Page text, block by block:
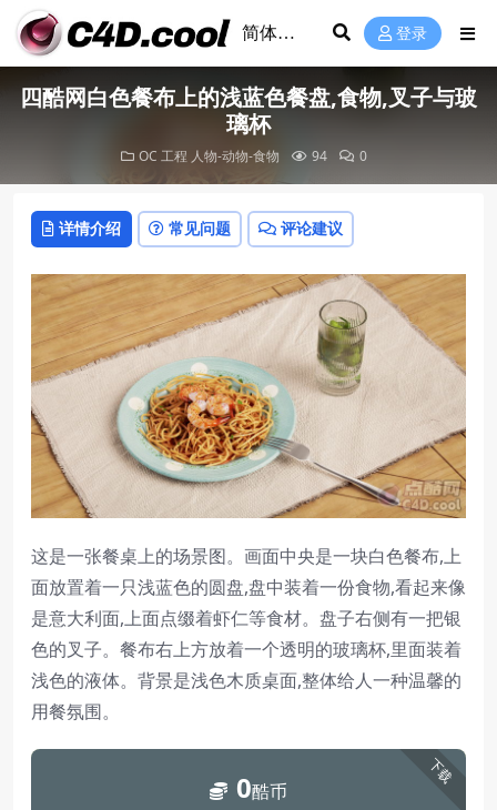
登录
四酷网白色餐布上的浅蓝色餐盘,食物,叉子与玻
璃杯
OC 工程 人物-动物-食物 94 0
详情介绍 常见问题 评论建议
这是一张餐桌上的场景图。画面中央是一块白色餐布,上
面放置着一只浅蓝色的圆盘,盘中装着一份食物,看起来像
是意大利面,上面点缀着虾仁等食材。盘子右侧有一把银
色的叉子。餐布右上方放着一个透明的玻璃杯,里面装着
浅色的液体。背景是浅色木质桌面,整体给人一种温馨的
用餐氛围。
下载
0酷币